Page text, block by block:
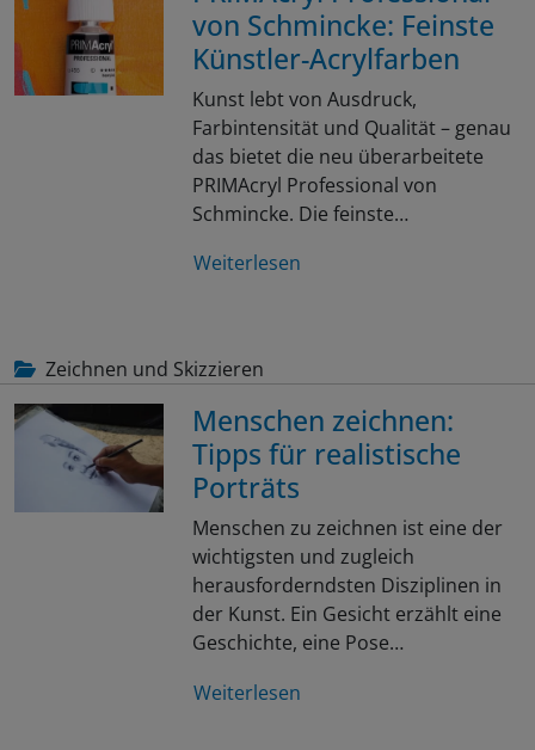
von Schmincke: Feinste
Künstler-Acrylfarben
Kunst lebt von Ausdruck,
Farbintensität und Qualität – genau
das bietet die neu überarbeitete
PRIMAcryl Professional von
Schmincke. Die feinste…
Weiterlesen
Zeichnen und Skizzieren
Menschen zeichnen:
Tipps für realistische
Porträts
Menschen zu zeichnen ist eine der
wichtigsten und zugleich
herausforderndsten Disziplinen in
der Kunst. Ein Gesicht erzählt eine
Geschichte, eine Pose…
Weiterlesen